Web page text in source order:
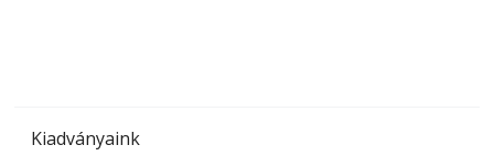
Kiadványaink